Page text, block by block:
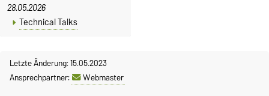
28.05.2026
Technical Talks
Letzte Änderung: 15.05.2023
Ansprechpartner:
Webmaster